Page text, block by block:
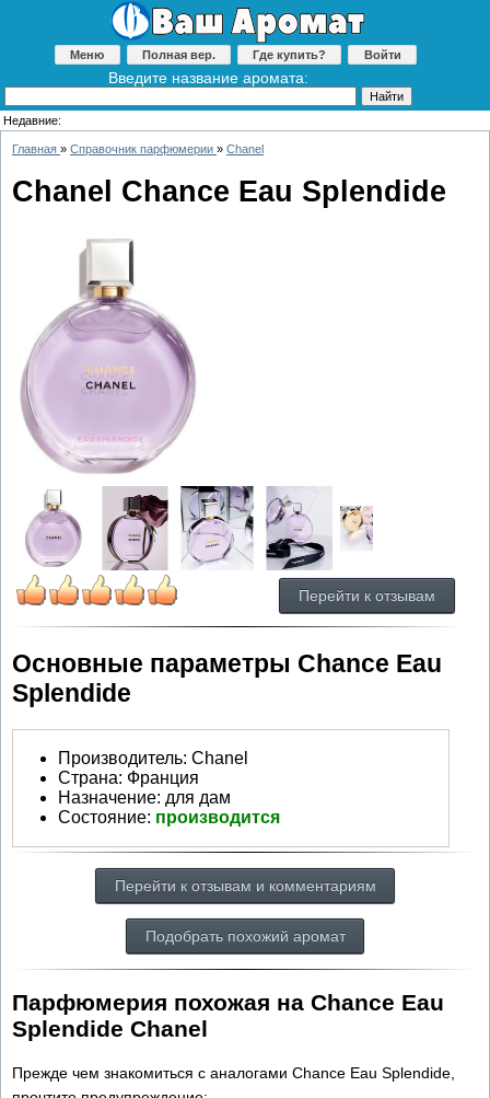
Меню Полная вер. Где купить? Войти
Введите название аромата:
Недавние:
Главная » Справочник парфюмерии » Chanel
Chanel Chance Eau Splendide
Перейти к отзывам
Основные параметры Chance Eau
Splendide
Производитель: Chanel
Страна: Франция
Назначение: для дам
Состояние: производится
Перейти к отзывам и комментариям
Подобрать похожий аромат
Парфюмерия похожая на Chance Eau
Splendide Chanel
Прежде чем знакомиться с аналогами Chance Eau Splendide,